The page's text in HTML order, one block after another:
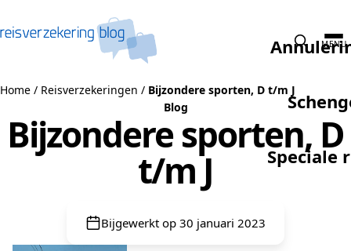
Speciale
MENU
Home / Reisverzekeringen / Bijzondere sporten, D t/m J
Blog
Bijzondere sporten, D
t/m J
Bijgewerkt op 30 januari 2023